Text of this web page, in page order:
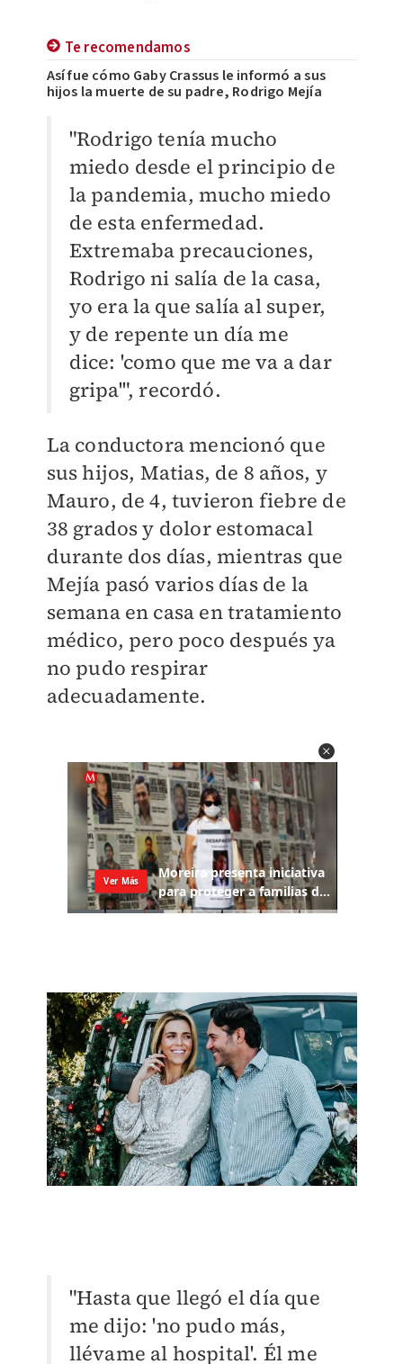
Te recomendamos
Así fue cómo Gaby Crassus le informó a sus
hijos la muerte de su padre, Rodrigo Mejía
"Rodrigo tenía mucho
miedo desde el principio de
la pandemia, mucho miedo
de esta enfermedad.
Extremaba precauciones,
Rodrigo ni salía de la casa,
yo era la que salía al super,
y de repente un día me
dice: 'como que me va a dar
gripa'", recordó.
La conductora mencionó que
sus hijos, Matias, de 8 años, y
Mauro, de 4, tuvieron fiebre de
38 grados y dolor estomacal
durante dos días, mientras que
Mejía pasó varios días de la
semana en casa en tratamiento
médico, pero poco después ya
no pudo respirar
adecuadamente.
"Hasta que llegó el día que
me dijo: 'no pudo más,
llévame al hospital'. Él me